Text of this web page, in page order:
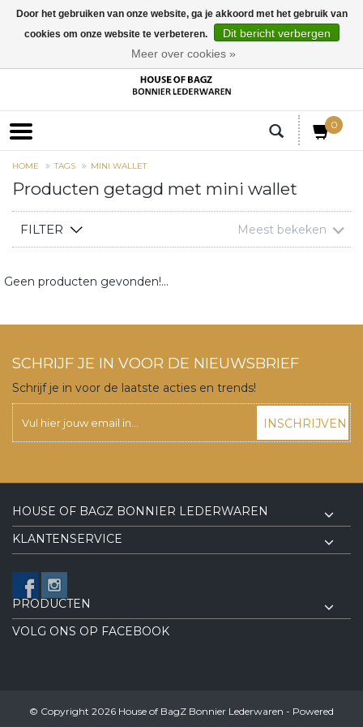
0
HOME TAGS MINI WALLET
Producten getagd met mini wallet
FILTER Meest bekeken
Geen producten gevonden!...
SCHRIJF JE IN VOOR DE NIEUWSBRIEF
Schrijf je in voor de laatste acties en trends!
INSCHRIJVEN
HOUSE OF BAGZ BONNIER LEDERWAREN
KLANTENSERVICE
PRODUCTEN
VOLG ONS OP FACEBOOK
© Copyright 2026 House of BagZ Bonnier Lederwaren - Powered
Door het gebruiken van onze website, ga je akkoord met het gebruik van
cookies om onze website te verbeteren.
Dit bericht verbergen
Meer over cookies »